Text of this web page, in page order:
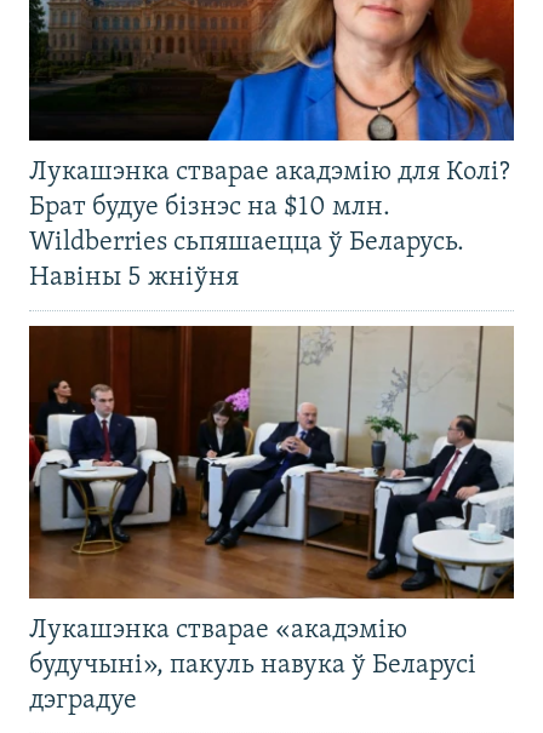
Лукашэнка стварае акадэмію для Колі?
Брат будуе бізнэс на $10 млн.
Wildberries сьпяшаецца ў Беларусь.
Навіны 5 жніўня
Лукашэнка стварае «акадэмію
будучыні», пакуль навука ў Беларусі
дэградуе